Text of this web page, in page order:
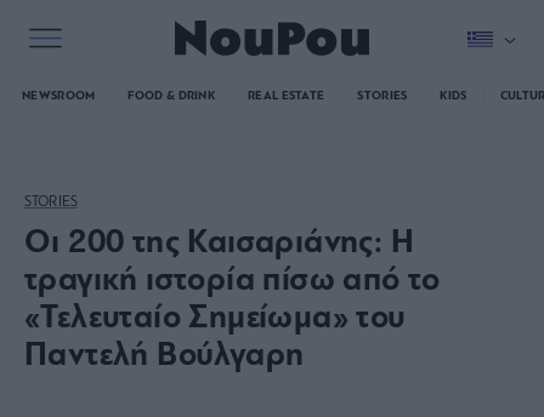
NEWSROOM FOOD & DRINK REAL ESTATE STORIES KIDS
STORIES
Οι 200 της Καισαριάνης: Η
τραγική ιστορία πίσω από το
«Τελευταίο Σημείωμα» του
Παντελή Βούλγαρη